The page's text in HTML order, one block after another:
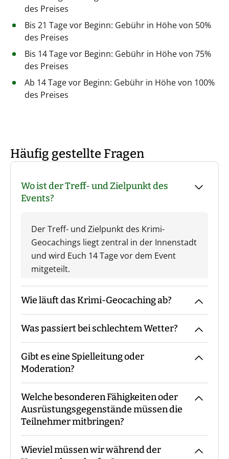
des Preises
Bis 21 Tage vor Beginn: Gebühr in Höhe von 50%
des Preises
Bis 14 Tage vor Beginn: Gebühr in Höhe von 75%
des Preises
Ab 14 Tage vor Beginn: Gebühr in Höhe von 100%
des Preises
Häufig gestellte Fragen
Wo ist der Treff- und Zielpunkt des
Events?
Der Treff- und Zielpunkt des Krimi-
Geocachings liegt zentral in der Innenstadt
und wird Euch 14 Tage vor dem Event
mitgeteilt.
Wie läuft das Krimi-Geocaching ab?
Der Guide kommt mit den Materialien zum
vereinbarten Treffpunkt, macht die
Begrüßung sowie ggf. die
Gruppeneinteilung. Danach erfolgt eine
Einweisung in Materialien und Ablauf,
bevor es losgeht. Während des Events
begleitet Euch der Guide bzw. steht für
Fragen zur Verfügung. Am Ende macht der
Guide eine Auswertung und eine
Siegerehrung.
Was passiert bei schlechtem Wetter?
Das Event findet grundsätzlich bei jedem
Wetter statt. Eine Ausnahme bilden
Glatteis und eine amtliche
Unwetterwarnung.
Gibt es eine Spielleitung oder
Moderation?
Bei unserem Krimi-Geocaching sind - je
nach Teilnehmerzahl - immer ein oder
mehrere Guides mit Euch vor Ort.
Welche besonderen Fähigkeiten oder
Ausrüstungsgegenstände müssen die
Teilnehmer mitbringen?
Keine besonderen Fähigkeiten oder
Wieviel müssen wir während der